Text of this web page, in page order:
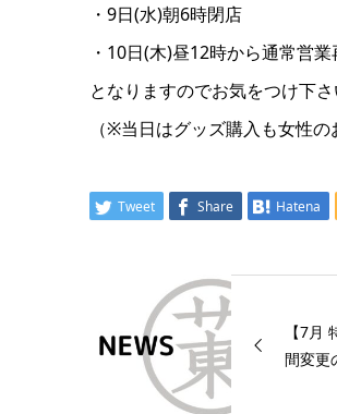
・9日(水)朝6時閉店
・10日(木)昼12時から通常営業
となりますのでお気をつけ下さ
（※当日はグッズ購入も女性の
Tweet Share Hatena
【7月
間変更